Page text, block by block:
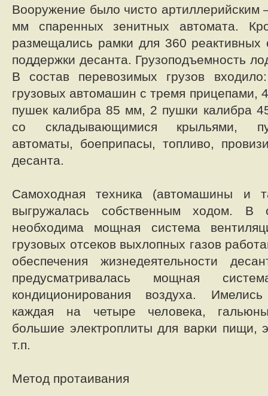
Вооружение было чисто артиллерийским
мм спаренных зенитных автомата.
размещались рамки для 360 реактивных
поддержки десанта. Грузоподъемность
В состав перевозимых грузов
грузовых автомашин с тремя прицепами,
пушек калибра 85 мм, 2 пушки калибра
со складывающимися крыльями,
автоматы, боеприпасы, топливо,
десанта.
Самоходная техника (автомашины и
выгружалась собственным ходом.
необходима мощная система
грузовых отсеков выхлопных газов
обеспечения жизнедеятельности
предусматривалась мощная
кондиционирования воздуха.
каждая на четыре человека,
большие электроплиты для варки пищи,
т.п.
Метод протаивания